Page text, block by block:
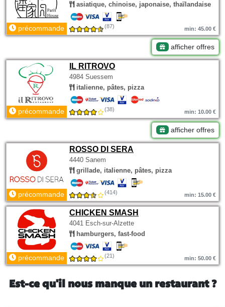
asiatique, chinoise, japonaise, thaïlandaise
précommande (87) min: 45.00 €
afficher offres
IL RITROVO
4984 Suessem
italienne, pâtes, pizza
précommande (38) min: 10.00 €
afficher offres
ROSSO DI SERA
4440 Sanem
grillade, italienne, pâtes, pizza
précommande (414) min: 15.00 €
CHICKEN SMASH
4041 Esch-sur-Alzette
hamburgers, fast-food
précommande (21) min: 50.00 €
Est-ce qu'il nous manque un restaurant ?